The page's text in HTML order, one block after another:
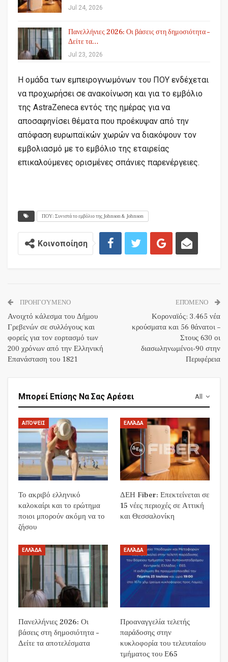
Jul 24, 2026
Πανελλήνιες 2026: Οι βάσεις στη δημοσιότητα –
Δείτε τα…
Jul 23, 2026
Η ομάδα των εμπειρογνωμόνων του ΠΟΥ ενδέχεται
να προχωρήσει σε ανακοίνωση και για το εμβόλιο
της AstraZeneca εντός της ημέρας για να
αποσαφηνίσει θέματα που προέκυψαν από την
απόφαση ευρωπαϊκών χωρών να διακόψουν τον
εμβολιασμό με το εμβόλιο της εταιρείας
επικαλούμενες ορισμένες σπάνιες παρενέργειες.
ΠΟΥ: Συνιστά το εμβόλιο της Johnson & Johnson
Κοινοποίηση
ΠΡΟΗΓΟΎΜΕΝΟ
Ανοιχτό κάλεσμα του Δήμου
Γρεβενών σε συλλόγους και
φορείς για τον εορτασμό των
200 χρόνων από την Ελληνική
Επανάσταση του 1821
ΕΠΌΜΕΝΟ
Κοροναϊός: 3.465 νέα
κρούσματα και 56 θάνατοι –
Στους 630 οι
διασωληνωμένοι-90 στην
Περιφέρεια
All
Μπορεί Επίσης Να Σας Αρέσει
ΑΠΌΨΕΙΣ
Το ακριβό ελληνικό
καλοκαίρι και το ερώτημα
ποιοι μπορούν ακόμη να το
ζήσου
ΕΛΛΆΔΑ
ΔΕΗ Fiber: Επεκτείνεται σε
15 νέες περιοχές σε Αττική
και Θεσσαλονίκη
ΕΛΛΆΔΑ
Πανελλήνιες 2026: Οι
βάσεις στη δημοσιότητα –
Δείτε τα αποτελέσματα
ΕΛΛΆΔΑ
Προαναγγελία τελετής
παράδοσης στην
κυκλοφορία του τελευταίου
τμήματος του Ε65